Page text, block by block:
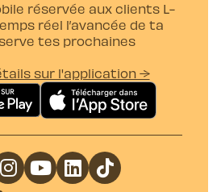
réservée aux clients L-
réel l’avancée de ta
tes prochaines
sur l'application →